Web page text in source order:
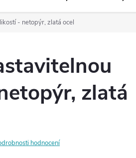
- netopýr, zlatá ocel
zlatá
hodnocení